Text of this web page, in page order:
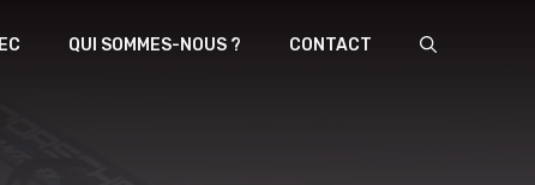
QUI SOMMES-NOUS ? CONTACT